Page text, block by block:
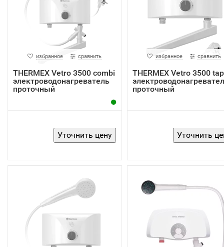
избранное сравнить
THERMEX Vetro 3500 combi
электроводонагреватель
проточный
избранное сравнить
THERMEX Vetro 3500 tap
проточный